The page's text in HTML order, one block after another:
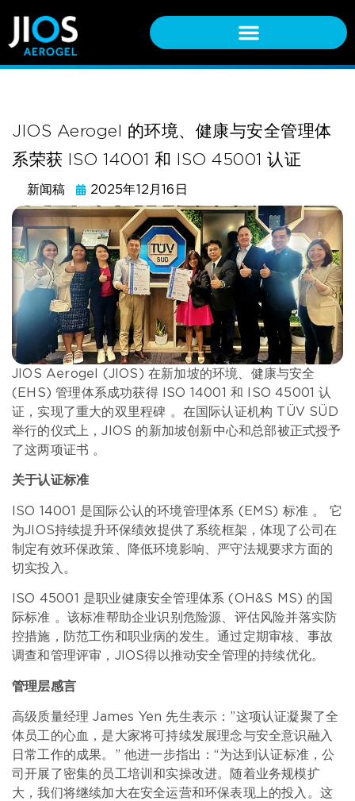
JIOS Aerogel 的环境、健康与安全管理体
系荣获 ISO 14001 和 ISO 45001 认证
新闻稿 2025年12月16日
JIOS Aerogel (JIOS) 在新加坡的环境、健康与安全
(EHS) 管理体系成功获得 ISO 14001 和 ISO 45001 认
证，实现了重大的双里程碑 。在国际认证机构 TÜV SÜD
举行的仪式上，JIOS 的新加坡创新中心和总部被正式授予
了这两项证书 。
关于认证标准
ISO 14001 是国际公认的环境管理体系 (EMS) 标准 。 它
为JIOS持续提升环保绩效提供了系统框架，体现了公司在
制定有效环保政策、降低环境影响、严守法规要求方面的
切实投入。
ISO 45001 是职业健康安全管理体系 (OH&S MS) 的国
际标准 。该标准帮助企业识别危险源、评估风险并落实防
控措施，防范工伤和职业病的发生。通过定期审核、事故
调查和管理评审，JIOS得以推动安全管理的持续优化。
管理层感言
高级质量经理 James Yen 先生表示：”这项认证凝聚了全
体员工的心血，是大家将可持续发展理念与安全意识融入
日常工作的成果。” 他进一步指出：“为达到认证标准，公
司开展了密集的员工培训和实操改进。随着业务规模扩
大，我们将继续加大在安全运营和环保表现上的投入。这